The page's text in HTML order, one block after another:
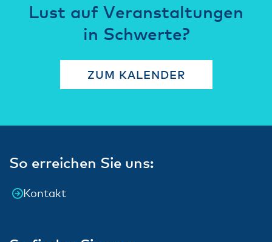
Lust auf Veranstaltungen
in Schwerte?
ZUM KALENDER
So erreichen Sie uns:
Kontakt